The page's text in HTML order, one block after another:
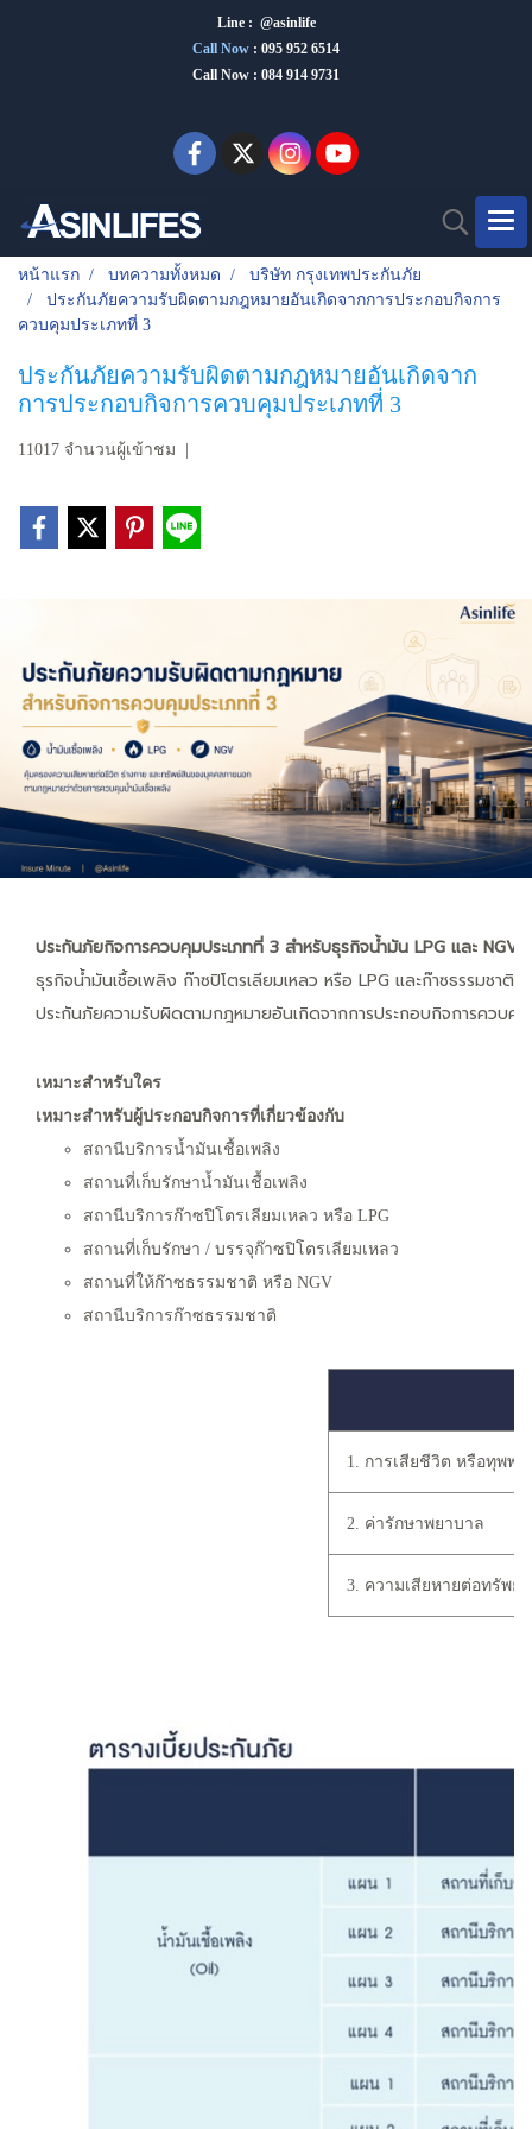
Line : @asinlife
Call Now : 095 952 6514
Call Now : 084 914 9731
หน้าแรก บทความทั้งหมด
บริษัท กรุงเทพประกันภัย
ประกันภัยความรับผิดตามกฎหมายอันเกิดจากการประกอบกิจการ
ควบคุมประเภทที่ 3
ประกันภัยความรับผิดตามกฎหมายอันเกิดจาก
การประกอบกิจการควบคุมประเภทที่ 3
11017 จำนวนผู้เข้าชม
ประกันภัยกิจการควบคุมประเภทที่ 3 สำหรับธุรกิจน้ำมัน LPG และ NGV
ธุรกิจน้ำมันเชื้อเพลิง ก๊าซปิโตรเลียมเหลว หรือ LPG และก๊าซธรรมช
ประกันภัยความรับผิดตามกฎหมายอันเกิดจากการประกอบกิจการควบ
เหมาะสำหรับใคร
เหมาะสำหรับผู้ประกอบกิจการที่เกี่ยวข้องกับ
สถานีบริการน้ำมันเชื้อเพลิง
สถานที่เก็บรักษาน้ำมันเชื้อเพลิง
สถานีบริการก๊าซปิโตรเลียมเหลว หรือ LPG
สถานที่เก็บรักษา / บรรจุก๊าซปิโตรเลียมเหลว
สถานที่ให้ก๊าซธรรมชาติ หรือ NGV
สถานีบริการก๊าซธรรมชาติ
1. การเสียชีวิต หรือทุพพ
2. ค่ารักษาพยาบาล
3. ความเสียหายต่อทรัพ